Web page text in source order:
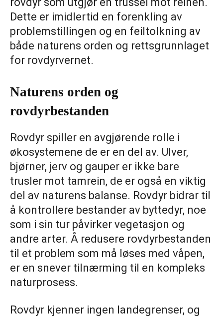
Dette er imidlertid en forenkling av
problemstillingen og en feiltolkning av
både naturens orden og rettsgrunnlaget
for rovdyrvernet.
Naturens orden og
rovdyrbestanden
Rovdyr spiller en avgjørende rolle i
økosystemene de er en del av. Ulver,
bjørner, jerv og gauper er ikke bare
trusler mot tamrein, de er også en viktig
del av naturens balanse. Rovdyr bidrar til
å kontrollere bestander av byttedyr, noe
som i sin tur påvirker vegetasjon og
andre arter. Å redusere rovdyrbestanden
til et problem som må løses med våpen,
er en snever tilnærming til en kompleks
naturprosess.
Rovdyr kjenner ingen landegrenser, og